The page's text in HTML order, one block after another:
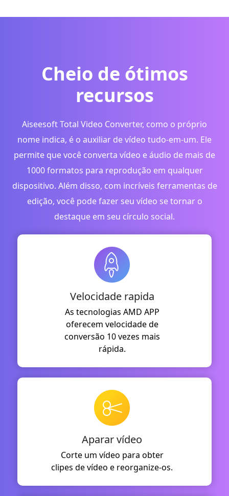
Cheio de ótimos
recursos
Aiseesoft Total Video Converter, como o próprio
nome indica, é o auxiliar de vídeo tudo-em-um. Ele
permite que você converta vídeo e áudio de mais de
1000 formatos para reprodução em qualquer
dispositivo. Além disso, com incríveis ferramentas de
edição, você pode fazer seu vídeo se tornar o
destaque em seu círculo social.
Velocidade rapida
As tecnologias AMD APP
oferecem velocidade de
conversão 10 vezes mais
rápida.
Aparar vídeo
Corte um vídeo para obter
clipes de vídeo e reorganize-os.